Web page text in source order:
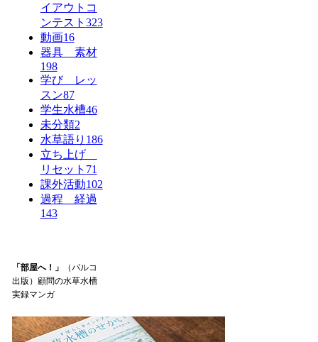
イアウトコ
ンテスト 323
動画16
器具 素材
198
学び レッ
スン87
学生水槽46
未分類2
水草語り 186
立ち上げ
リセット 71
課外活動102
過程 経過
143
「部屋へ！」
（パルコ
出版）顧問の水草水槽
実録マンガ